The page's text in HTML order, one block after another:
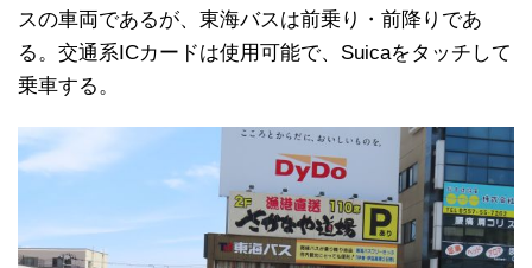
スの車両であるが、東海バスは前乗り・前降りであ
る。交通系ICカードは使用可能で、Suicaをタッチして
乗車する。